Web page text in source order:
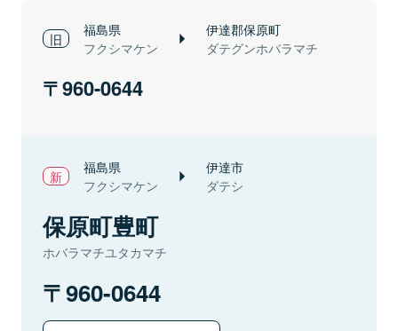
福島県
フクシマケン
伊達郡保原町
ダテグンホバラマチ
960-0644
福島県
フクシマケン
伊達市
ダテシ
保原町豊町
ホバラマチユタカマチ
960-0644